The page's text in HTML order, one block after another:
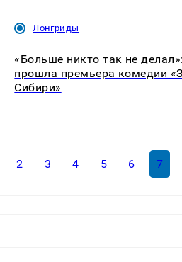
Лонгриды
«Больше никто так не
прошла премьера комедии
Сибири»
2 3 4 5 6 7